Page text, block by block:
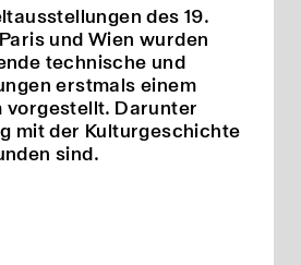
Förderer
des 19.
und Wien wurden
technische und
erstmals einem
vorgestellt. Darunter
mit der Kulturgeschichte
sind.